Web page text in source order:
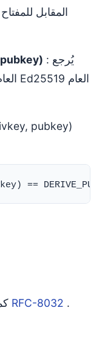
: يُرجع
RFC-8032 .